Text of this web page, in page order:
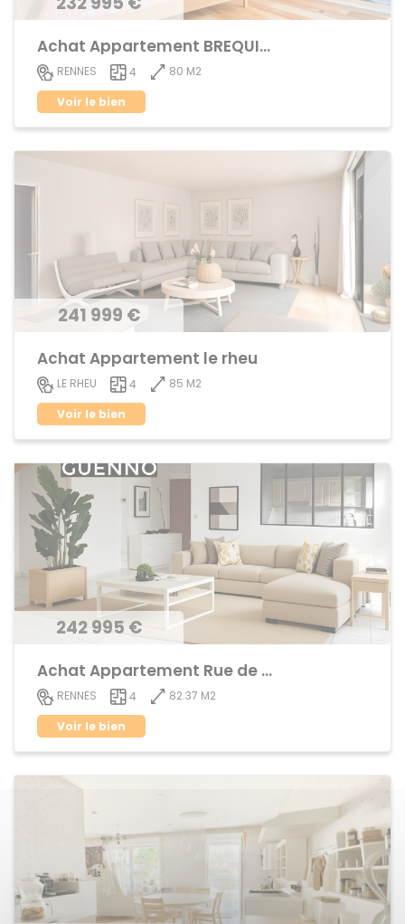
Achat Appartement BREQUIGNY
RENNES 4
80 M2
Voir le bien
241 999 €
Achat Appartement le rheu
LE RHEU 4
85 M2
Voir le bien
242 995 €
Achat Appartement Rue de Nantes
RENNES 4
82.37 M2
Voir le bien